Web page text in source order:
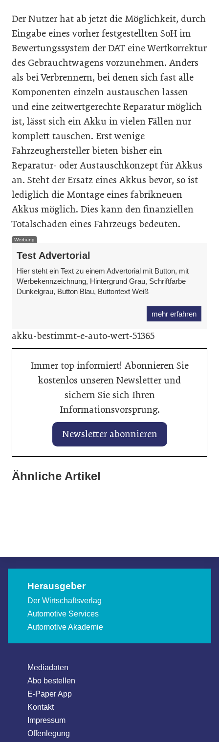
Der Nutzer hat ab jetzt die Möglichkeit, durch
Eingabe eines vorher festgestellten SoH im
Bewertungssystem der DAT eine Wertkorrektur
des Gebrauchtwagens vorzunehmen. Anders
als bei Verbrennern, bei denen sich fast alle
Komponenten einzeln austauschen lassen
und eine zeitwertgerechte Reparatur möglich
ist, lässt sich ein Akku in vielen Fällen nur
komplett tauschen. Erst wenige
Fahrzeughersteller bieten bisher ein
Reparatur- oder Austauschkonzept für Akkus
an. Steht der Ersatz eines Akkus bevor, so ist
lediglich die Montage eines fabrikneuen
Akkus möglich. Dies kann den finanziellen
Totalschaden eines Fahrzeugs bedeuten.
Werbung
Test Advertorial
Hier steht ein Text zu einem Advertorial mit Button, mit
Werbekennzeichnung, Hintergrund Grau, Schriftfarbe
Dunkelgrau, Button Blau, Buttontext Weiß
mehr erfahren
akku-bestimmt-e-auto-wert-51365
Immer top informiert! Abonnieren Sie
kostenlos unseren Newsletter und
sichern Sie sich Ihren
Informationsvorsprung.
Newsletter abonnieren
Ähnliche Artikel
27. Januar 2026
Banner vertieft Zusammenarbeit mit
Gabriel Felbermayr analysiert die neue
Herausgeber
Der Wirtschaftsverlag
Automotive Services
Automotive Akademie
Mediadaten
Abo bestellen
E-Paper App
Kontakt
Impressum
Offenlegung